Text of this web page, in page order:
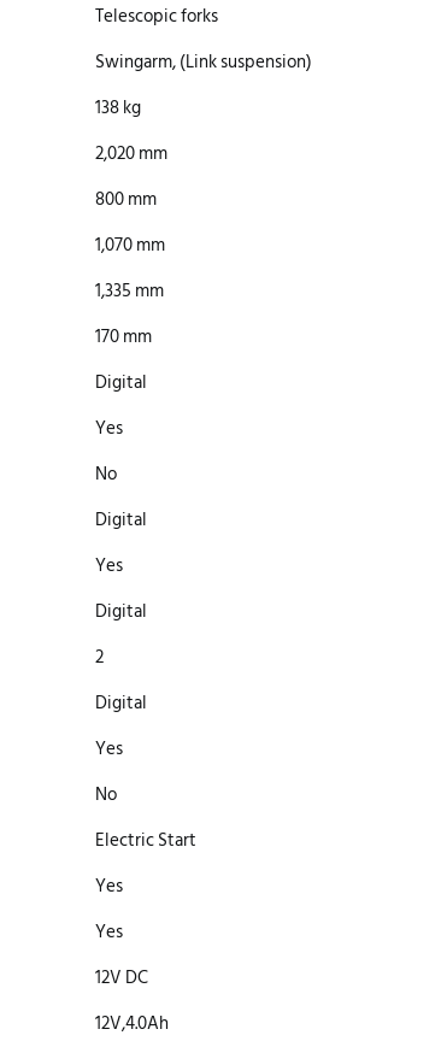
Telescopic forks
Swingarm, (Link suspension)
138 kg
2,020 mm
800 mm
1,070 mm
1,335 mm
170 mm
Digital
Yes
No
Digital
Yes
Digital
2
Digital
Yes
No
Electric Start
Yes
Yes
12V DC
12V,4.0Ah